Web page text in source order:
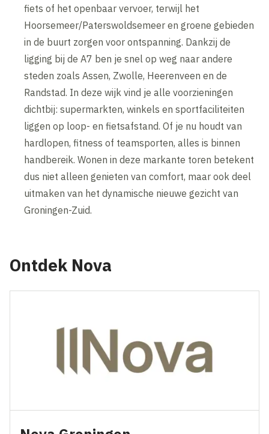
fiets of het openbaar vervoer, terwijl het
Hoorsemeer/Paterswoldsemeer en groene gebieden
in de buurt zorgen voor ontspanning. Dankzij de
ligging bij de A7 ben je snel op weg naar andere
steden zoals Assen, Zwolle, Heerenveen en de
Randstad. In deze wijk vind je alle voorzieningen
dichtbij: supermarkten, winkels en sportfaciliteiten
liggen op loop- en fietsafstand. Of je nu houdt van
hardlopen, fitness of teamsporten, alles is binnen
handbereik. Wonen in deze markante toren betekent
dus niet alleen genieten van comfort, maar ook deel
uitmaken van het dynamische nieuwe gezicht van
Groningen-Zuid.
Ontdek Nova